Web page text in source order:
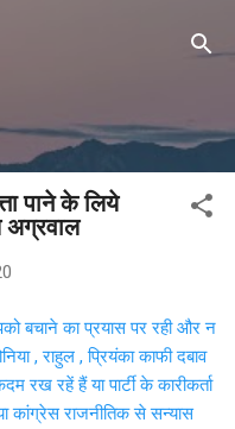
जाएं
पाने के लिये
अग्रवाल
बचाने का प्रयास पर रही और न
, राहुल , प्रियंका काफी दबाव
रहें हैं या पार्टी के कारीकर्ता
कांग्रेस राजनीतिक से सन्यास